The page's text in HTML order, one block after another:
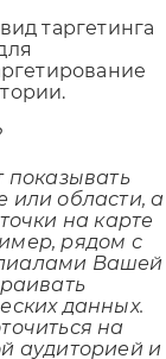
таргетинга
показывать
или области, а
на карте
рядом с
Вашей
данных.
на
аудиторией и